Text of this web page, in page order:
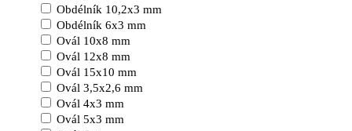
Obdélník 10,2x3 mm
Obdélník 6x3 mm
Ovál 10x8 mm
Ovál 12x8 mm
Ovál 15x10 mm
Ovál 3,5x2,6 mm
Ovál 4x3 mm
Ovál 5x3 mm